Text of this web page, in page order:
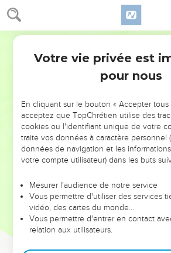
Hébreux 4
plus tranchante qu’aucune épée à deux
pénètre jusqu’au point où elle sépare
et moelle. Elle juge les désirs et les
Il n’est rien dans la création qui
A ses yeux, tout est à nu, à découvert,
Jésus le grand-prêtre
Tenons donc fermement la foi que
avons, en effet, un grand-prêtre
Dieu.
Nous n’avons pas un grand-prêtre
avec nous de nos faiblesses. Au
a été tenté en tout comme nous le
Votre vie privée est
pour nous
En cliquant sur le bouton « Accepter tous
acceptez que TopChrétien utilise des
cookies ou l'identifiant unique de votre
traite vos données à caractère personnel
données de navigation et les
votre compte utilisateur) dans les buts
Mesurer l'audience de notre service
Vous permettre d'utiliser des services
vidéo, des cartes du monde…
Vous permettre d'entrer en contact
relation aux utilisateurs.